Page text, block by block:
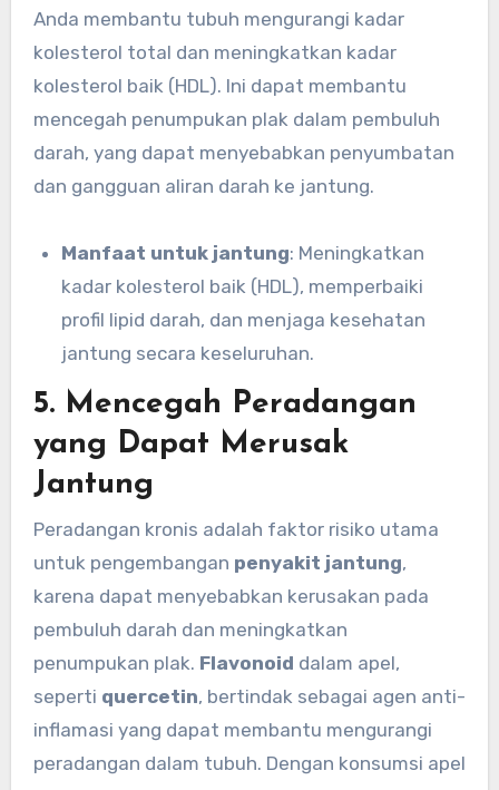
Anda membantu tubuh mengurangi kadar
kolesterol total dan meningkatkan kadar
kolesterol baik (HDL). Ini dapat membantu
mencegah penumpukan plak dalam pembuluh
darah, yang dapat menyebabkan penyumbatan
dan gangguan aliran darah ke jantung.
Manfaat untuk jantung: Meningkatkan
kadar kolesterol baik (HDL), memperbaiki
profil lipid darah, dan menjaga kesehatan
jantung secara keseluruhan.
5. Mencegah Peradangan
yang Dapat Merusak
Jantung
Peradangan kronis adalah faktor risiko utama
untuk pengembangan penyakit jantung,
karena dapat menyebabkan kerusakan pada
pembuluh darah dan meningkatkan
penumpukan plak. Flavonoid dalam apel,
seperti quercetin, bertindak sebagai agen anti-
inflamasi yang dapat membantu mengurangi
peradangan dalam tubuh. Dengan konsumsi apel